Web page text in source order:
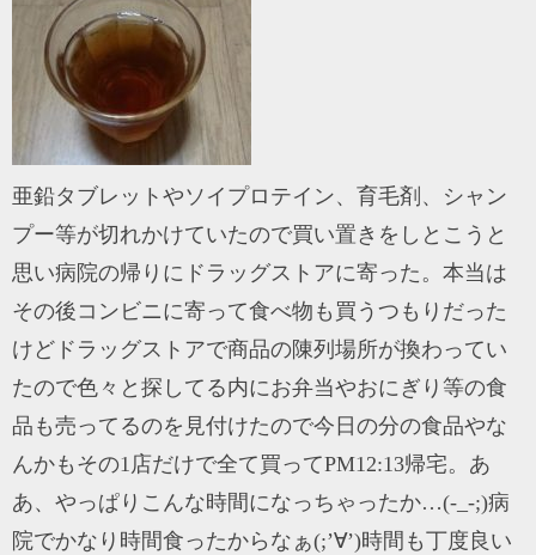
亜鉛タブレットやソイプロテイン、育毛剤、シャン
プー等が切れかけていたので買い置きをしとこうと
思い病院の帰りにドラッグストアに寄った。本当は
その後コンビニに寄って食べ物も買うつもりだった
けどドラッグストアで商品の陳列場所が換わってい
たので色々と探してる内にお弁当やおにぎり等の食
品も売ってるのを見付けたので今日の分の食品やな
んかもその1店だけで全て買ってPM12:13帰宅。あ
あ、やっぱりこんな時間になっちゃったか…(-_-;)病
院でかなり時間食ったからなぁ(;’∀’)時間も丁度良い